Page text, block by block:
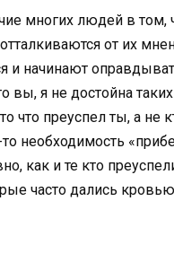
многих людей в
от их
и начинают
вы, я не достойна
что преуспел ты, а
то необходимость
как и те кто
часто дались